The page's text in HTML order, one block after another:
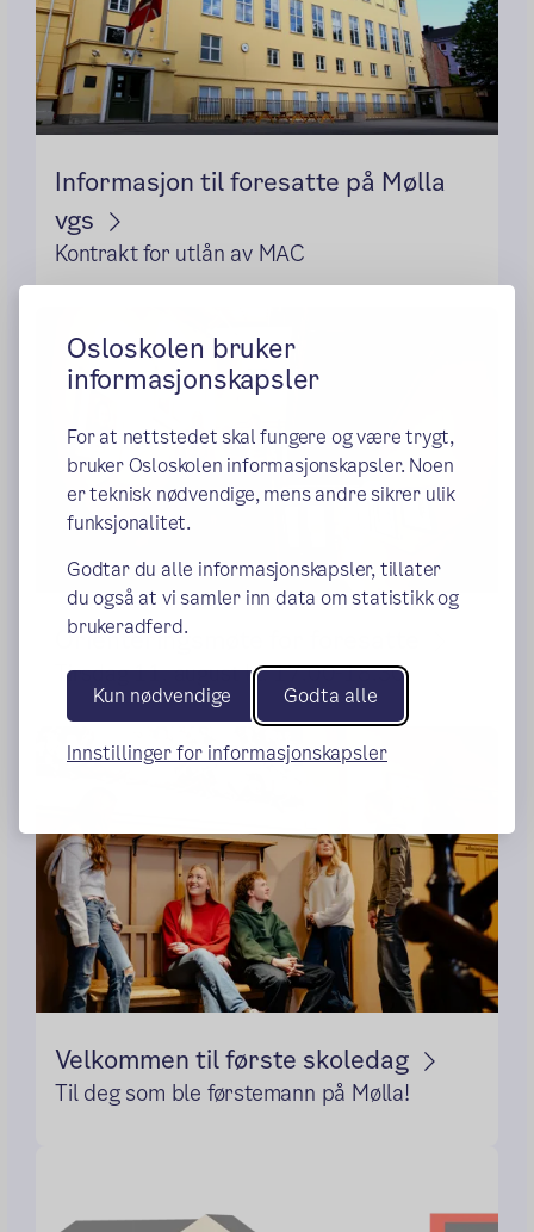
Osloskolen bruker
informasjonskapsler
For at nettstedet skal fungere og være trygt,
bruker Osloskolen informasjonskapsler. Noen
er teknisk nødvendige, mens andre sikrer ulik
funksjonalitet.
Godtar du alle informasjonskapsler, tillater
du også at vi samler inn data om statistikk og
brukeradferd.
Kun nødvendige Godta alle
Innstillinger for informasjonskapsler
Informasjon til foresatte på Mølla
vgs
Kontrakt for utlån av MAC
Orienteringsmøte for foresatte
Tirsdag 11. august kl. 17.00-18.30
Velkommen til første skoledag
Til deg som ble førstemann på Mølla!